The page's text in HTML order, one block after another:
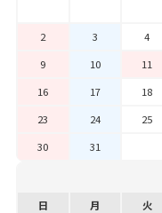
2
3 4
9
10 11
16
17 18
23
24 25
30
31
日 月 火